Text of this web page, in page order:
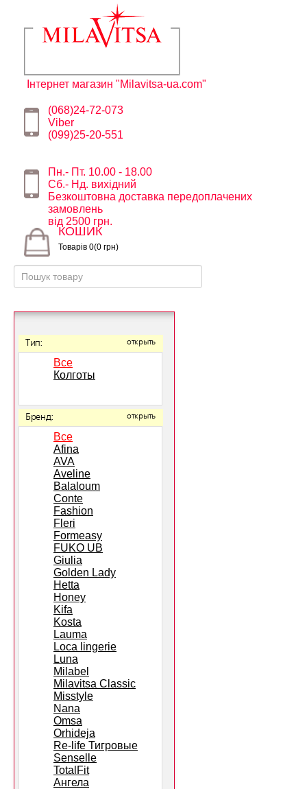
Інтернет магазин "Milavitsa-ua.com"
(068)24-72-073
Viber
(099)25-20-551
Пн.- Пт. 10.00 - 18.00
Сб.- Нд. вихідний
Безкоштовна доставка передоплачених
замовлень
від 2500 грн.
КОШИК
Товарів 0(0 грн)
Тип: открыть
Все
Колготы
Бренд: открыть
Все
Afina
AVA
Aveline
Balaloum
Conte
Fashion
Fleri
Formeasy
FUKO UB
Giulia
Golden Lady
Hetta
Honey
Kifa
Kosta
Lauma
Loca lingerie
Luna
Milabel
Milavitsa Classic
Misstyle
Nana
Omsa
Orhideja
Re-life Тигровые
Senselle
TotalFit
Ангела